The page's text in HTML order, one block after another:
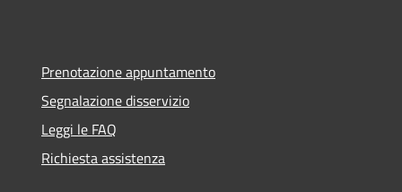
Prenotazione appuntamento
Segnalazione disservizio
Leggi le FAQ
Richiesta assistenza